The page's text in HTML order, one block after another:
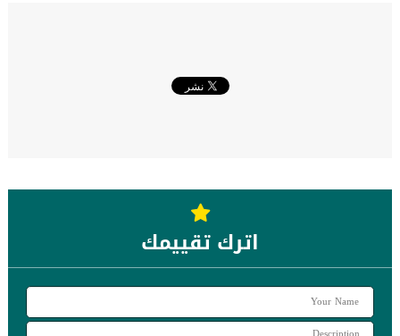
اترك تقييمك